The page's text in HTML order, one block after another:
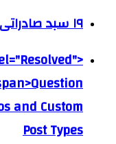
۱۹ سبد صادراتی محصولات دانش‌بنیان آماده شد
and Custom
Post Types